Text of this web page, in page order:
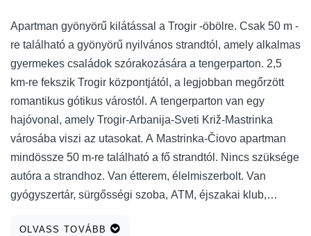
Apartman gyönyörű kilátással a Trogir -öbölre. Csak 50 m -
re található a gyönyörű nyilvános strandtól, amely alkalmas
gyermekes családok szórakozására a tengerparton. 2,5
km-re fekszik Trogir központjától, a legjobban megőrzött
romantikus gótikus várostól. A tengerparton van egy
hajóvonal, amely Trogir-Arbanija-Sveti Križ-Mastrinka
városába viszi az utasokat. A Mastrinka-Čiovo apartman
mindössze 50 m-re található a fő strandtól. Nincs szüksége
autóra a strandhoz. Van étterem, élelmiszerbolt. Van
gyógyszertár, sürgősségi szoba, ATM, éjszakai klub,
OLVASS TOVÁBB